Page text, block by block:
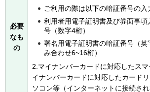
必要
なも
の
ご利用の際は以下の暗証番号の入
利用者用電子証明書及び券面事項
号（数字4桁）
署名用電子証明書の暗証番号（英
み合わせ6~16桁）
2.マイナンバーカードに対応したス
イナンバーカードに対応したカード
ソコン等（インターネットに接続され